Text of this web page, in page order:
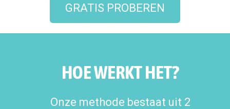
GRATIS PROBEREN
HOE WERKT HET?
Onze methode bestaat uit 2